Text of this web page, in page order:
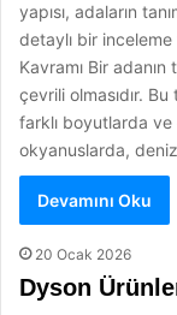
yapısı, adaların
detaylı bir inceleme
Kavramı Bir adanın
çevrili olmasıdır.
farklı boyutlarda
okyanuslarda,
Devamını Oku
20 Ocak 2026
Dyson